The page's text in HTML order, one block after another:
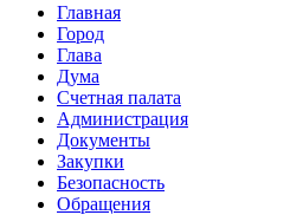
Главная
Город
Глава
Дума
Счетная палата
Администрация
Документы
Закупки
Безопасность
Обращения